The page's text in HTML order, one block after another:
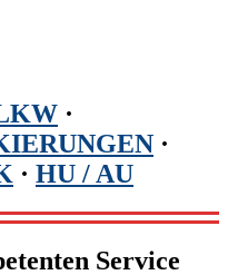
·
·
· HU / AU
Service